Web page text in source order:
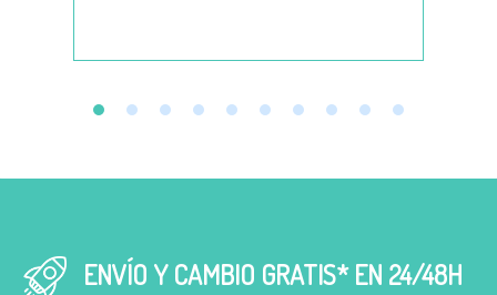
ENVÍO Y CAMBIO GRATIS* EN 24/48H